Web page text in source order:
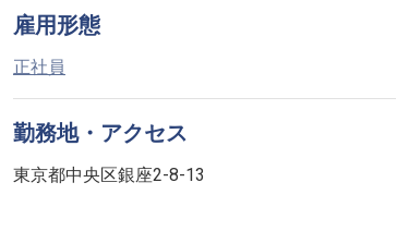
雇用形態
正社員
勤務地・アクセス
東京都中央区銀座2-8-13